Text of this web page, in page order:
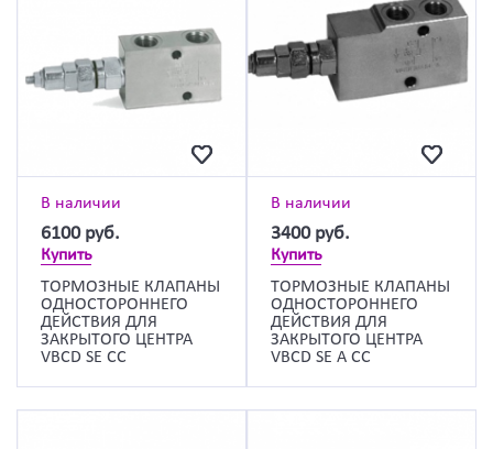
В наличии
6100 руб.
Купить
ТОРМОЗНЫЕ КЛАПАНЫ
ОДНОСТОРОННЕГО
ДЕЙСТВИЯ ДЛЯ
ЗАКРЫТОГО ЦЕНТРА
VBCD SE CC
В наличии
3400 руб.
Купить
ТОРМОЗНЫЕ КЛАПАНЫ
ОДНОСТОРОННЕГО
ДЕЙСТВИЯ ДЛЯ
ЗАКРЫТОГО ЦЕНТРА
VBCD SE А CC